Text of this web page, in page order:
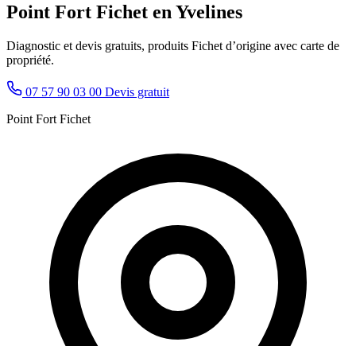
Point Fort Fichet en Yvelines
Diagnostic et devis gratuits, produits Fichet d’origine avec carte de
propriété.
07 57 90 03 00 Devis gratuit
Point Fort Fichet